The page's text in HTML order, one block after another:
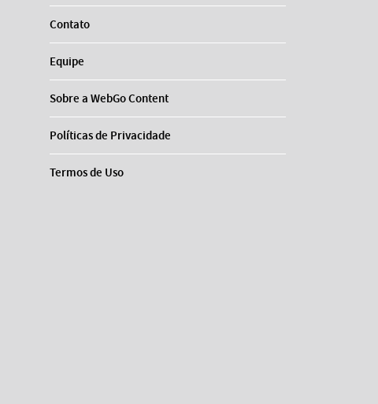
Contato
Equipe
Sobre a WebGo Content
Políticas de Privacidade
Termos de Uso